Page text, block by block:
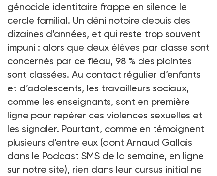
génocide identitaire frappe en silence le
cercle familial. Un déni notoire depuis des
dizaines d’années, et qui reste trop souvent
impuni : alors que deux élèves par classe sont
concernés par ce fléau, 98 % des plaintes
sont classées. Au contact régulier d’enfants
et d’adolescents, les travailleurs sociaux,
comme les enseignants, sont en première
ligne pour repérer ces violences sexuelles et
les signaler. Pourtant, comme en témoignent
plusieurs d’entre eux (dont Arnaud Gallais
dans le Podcast SMS de la semaine, en ligne
sur notre site), rien dans leur cursus initial ne